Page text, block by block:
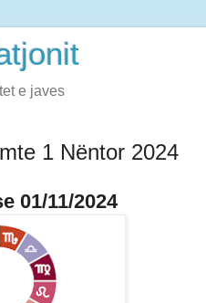
e javes
1 Nëntor 2024
01/11/2024